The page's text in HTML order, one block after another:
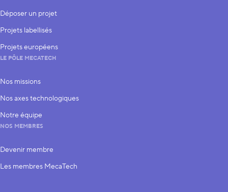
Déposer un projet
Projets labellisés
Projets européens
LE PÔLE MECATECH
Nos missions
Nos axes technologiques
Notre équipe
NOS MEMBRES
Devenir membre
Les membres MecaTech